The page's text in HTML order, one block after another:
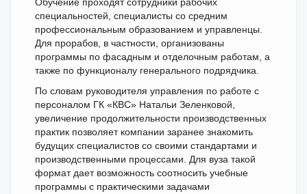
специальностей, специалисты со средним
профессиональным образованием и управленцы.
Для прорабов, в частности, организованы
программы по фасадным и отделочным работам, а
также по функционалу генерального подрядчика.
По словам руководителя управления по работе с
персоналом ГК «КВС» Натальи Зеленковой,
увеличение продолжительности производственных
практик позволяет компании заранее знакомить
будущих специалистов со своими стандартами и
производственными процессами. Для вуза такой
формат дает возможность соотносить учебные
программы с практическими задачами